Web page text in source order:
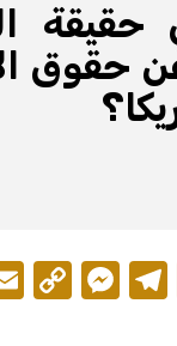
حقوق
Twitter